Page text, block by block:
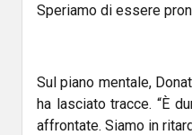
Speriamo di essere
Sul piano mentale,
ha lasciato tracce. “È
affrontate. Siamo in